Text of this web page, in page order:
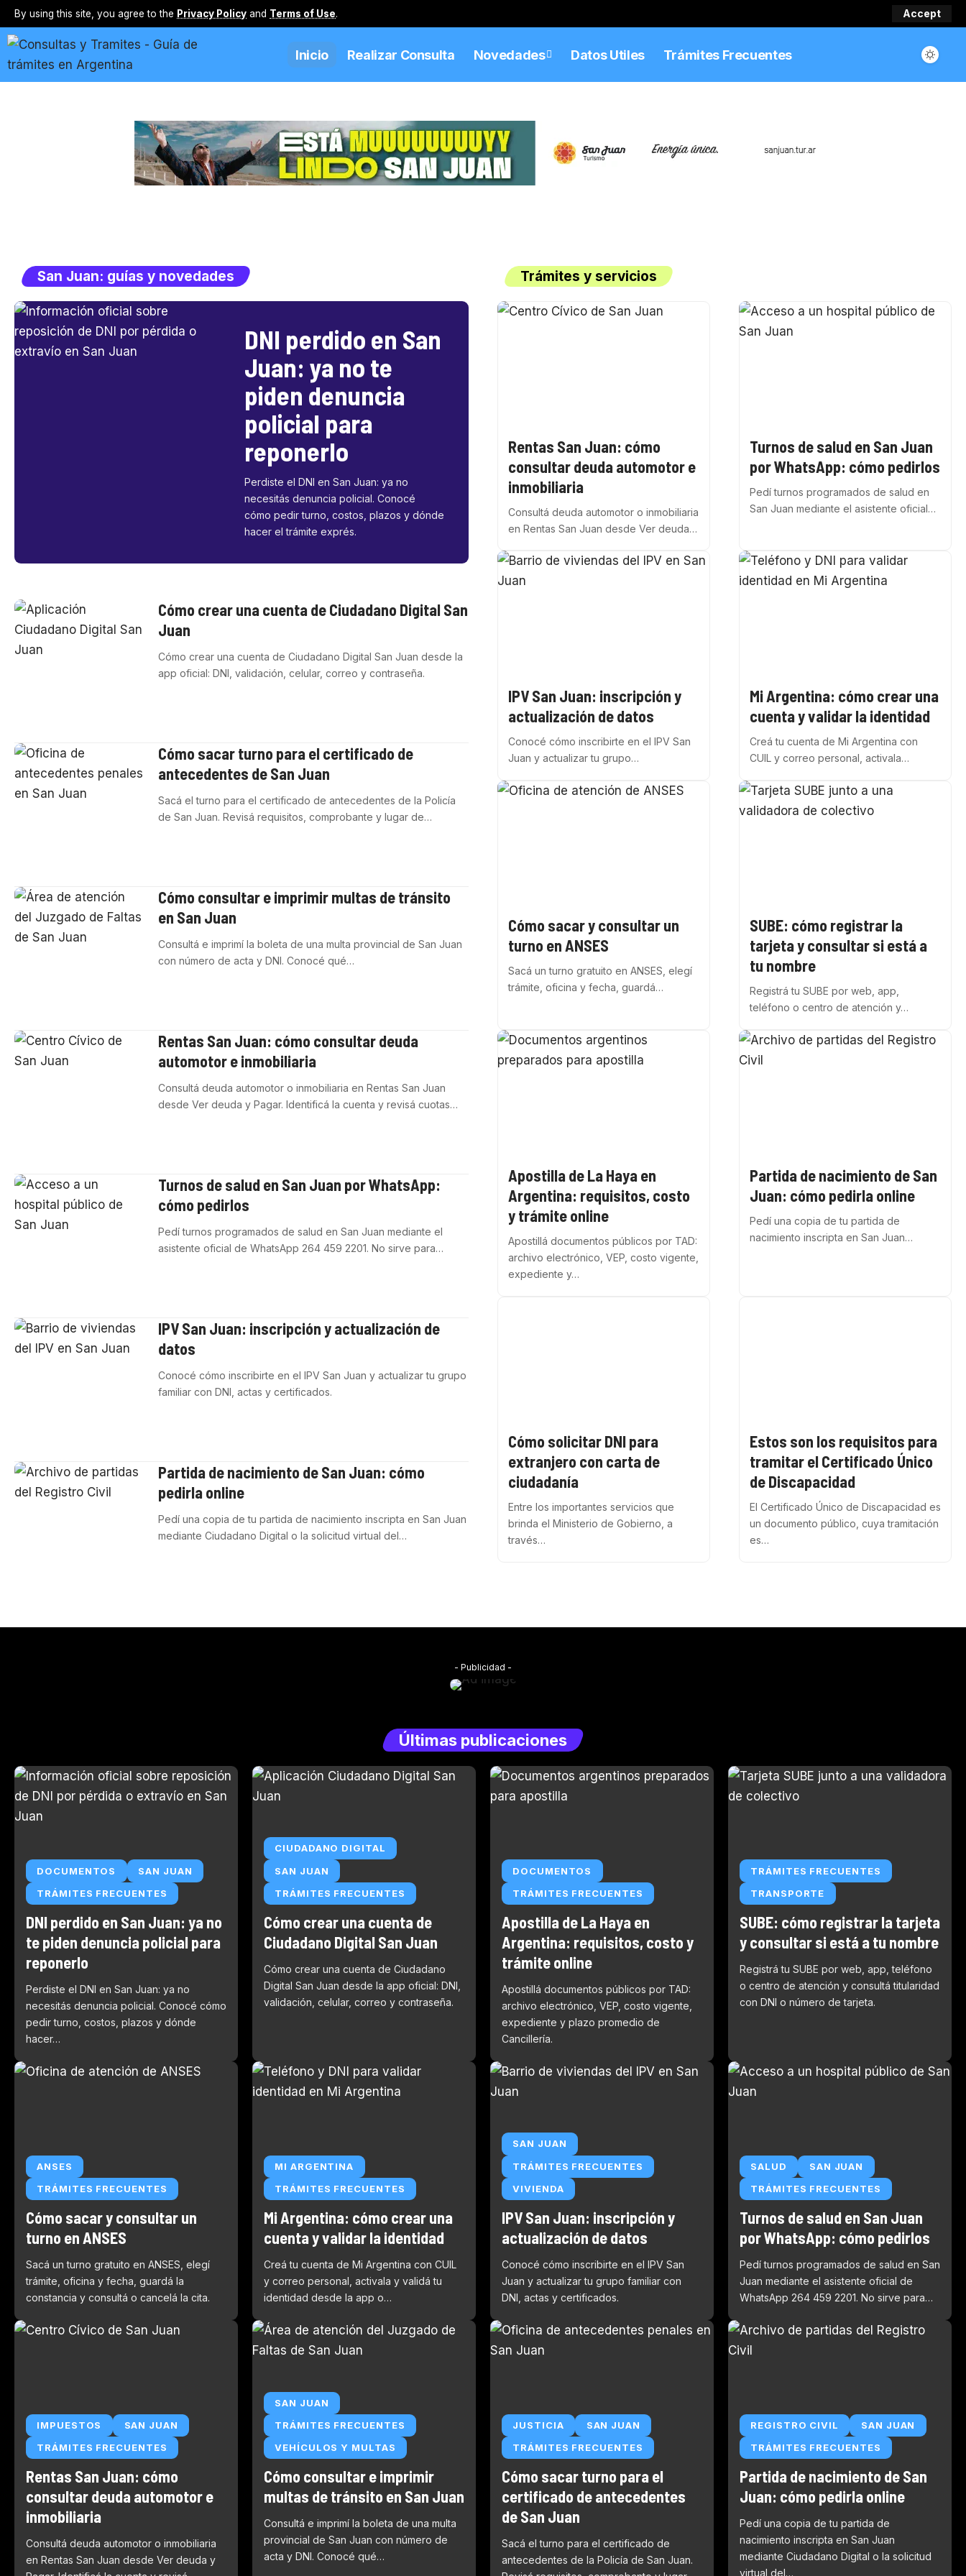
By using this site, you agree to the Privacy Policy and Terms of Use. Accept
Inicio Realizar Consulta Novedades Datos Utiles Trámites Frecuentes
San Juan: guías y novedades
DNI perdido en San
Juan: ya no te
piden denuncia
policial para
reponerlo
Perdiste el DNI en San Juan: ya no
necesitás denuncia policial. Conocé
cómo pedir turno, costos, plazos y dónde
hacer el trámite exprés.
Cómo crear una cuenta de Ciudadano Digital San
Juan
Cómo crear una cuenta de Ciudadano Digital San Juan desde la
app oficial: DNI, validación, celular, correo y contraseña.
Cómo sacar turno para el certificado de
antecedentes de San Juan
Sacá el turno para el certificado de antecedentes de la Policía
de San Juan. Revisá requisitos, comprobante y lugar de…
Cómo consultar e imprimir multas de tránsito
en San Juan
Consultá e imprimí la boleta de una multa provincial de San Juan
con número de acta y DNI. Conocé qué…
Rentas San Juan: cómo consultar deuda
automotor e inmobiliaria
Consultá deuda automotor o inmobiliaria en Rentas San Juan
desde Ver deuda y Pagar. Identificá la cuenta y revisá cuotas…
Turnos de salud en San Juan por WhatsApp:
cómo pedirlos
Pedí turnos programados de salud en San Juan mediante el
asistente oficial de WhatsApp 264 459 2201. No sirve para…
IPV San Juan: inscripción y actualización de
datos
Conocé cómo inscribirte en el IPV San Juan y actualizar tu grupo
familiar con DNI, actas y certificados.
Partida de nacimiento de San Juan: cómo
pedirla online
Pedí una copia de tu partida de nacimiento inscripta en San Juan
mediante Ciudadano Digital o la solicitud virtual del…
Trámites y servicios
Rentas San Juan: cómo
consultar deuda automotor e
inmobiliaria
Consultá deuda automotor o inmobiliaria
en Rentas San Juan desde Ver deuda…
Turnos de salud en San Juan
por WhatsApp: cómo pedirlos
Pedí turnos programados de salud en
San Juan mediante el asistente oficial…
IPV San Juan: inscripción y
actualización de datos
Conocé cómo inscribirte en el IPV San
Juan y actualizar tu grupo…
Mi Argentina: cómo crear una
cuenta y validar la identidad
Creá tu cuenta de Mi Argentina con
CUIL y correo personal, activala…
Cómo sacar y consultar un
turno en ANSES
Sacá un turno gratuito en ANSES, elegí
trámite, oficina y fecha, guardá…
SUBE: cómo registrar la
tarjeta y consultar si está a
tu nombre
Registrá tu SUBE por web, app,
teléfono o centro de atención y…
Apostilla de La Haya en
Argentina: requisitos, costo
y trámite online
Apostillá documentos públicos por TAD:
archivo electrónico, VEP, costo vigente,
expediente y…
Partida de nacimiento de San
Juan: cómo pedirla online
Pedí una copia de tu partida de
nacimiento inscripta en San Juan…
Cómo solicitar DNI para
extranjero con carta de
ciudadanía
Entre los importantes servicios que
brinda el Ministerio de Gobierno, a
través…
Estos son los requisitos para
tramitar el Certificado Único
de Discapacidad
El Certificado Único de Discapacidad es
un documento público, cuya tramitación
es…
- Publicidad -
Últimas publicaciones
DOCUMENTOS
SAN JUAN
TRÁMITES FRECUENTES
DNI perdido en San Juan: ya no
te piden denuncia policial para
reponerlo
Perdiste el DNI en San Juan: ya no
necesitás denuncia policial. Conocé cómo
pedir turno, costos, plazos y dónde
hacer…
CIUDADANO DIGITAL
SAN JUAN
TRÁMITES FRECUENTES
Cómo crear una cuenta de
Ciudadano Digital San Juan
Cómo crear una cuenta de Ciudadano
Digital San Juan desde la app oficial: DNI,
validación, celular, correo y contraseña.
DOCUMENTOS
TRÁMITES FRECUENTES
Apostilla de La Haya en
Argentina: requisitos, costo y
trámite online
Apostillá documentos públicos por TAD:
archivo electrónico, VEP, costo vigente,
expediente y plazo promedio de
Cancillería.
TRÁMITES FRECUENTES
TRANSPORTE
SUBE: cómo registrar la tarjeta
y consultar si está a tu nombre
Registrá tu SUBE por web, app, teléfono
o centro de atención y consultá titularidad
con DNI o número de tarjeta.
ANSES
TRÁMITES FRECUENTES
Cómo sacar y consultar un
turno en ANSES
Sacá un turno gratuito en ANSES, elegí
trámite, oficina y fecha, guardá la
constancia y consultá o cancelá la cita.
MI ARGENTINA
TRÁMITES FRECUENTES
Mi Argentina: cómo crear una
cuenta y validar la identidad
Creá tu cuenta de Mi Argentina con CUIL
y correo personal, activala y validá tu
identidad desde la app o…
SAN JUAN
TRÁMITES FRECUENTES
VIVIENDA
IPV San Juan: inscripción y
actualización de datos
Conocé cómo inscribirte en el IPV San
Juan y actualizar tu grupo familiar con
DNI, actas y certificados.
SALUD
SAN JUAN
TRÁMITES FRECUENTES
Turnos de salud en San Juan
por WhatsApp: cómo pedirlos
Pedí turnos programados de salud en San
Juan mediante el asistente oficial de
WhatsApp 264 459 2201. No sirve para…
IMPUESTOS
SAN JUAN
TRÁMITES FRECUENTES
Rentas San Juan: cómo
consultar deuda automotor e
inmobiliaria
Consultá deuda automotor o inmobiliaria
en Rentas San Juan desde Ver deuda y
SAN JUAN
TRÁMITES FRECUENTES
VEHÍCULOS Y MULTAS
Cómo consultar e imprimir
multas de tránsito en San Juan
Consultá e imprimí la boleta de una multa
provincial de San Juan con número de
acta y DNI. Conocé qué…
JUSTICIA
SAN JUAN
TRÁMITES FRECUENTES
Cómo sacar turno para el
certificado de antecedentes
de San Juan
Sacá el turno para el certificado de
antecedentes de la Policía de San Juan.
REGISTRO CIVIL
SAN JUAN
TRÁMITES FRECUENTES
Partida de nacimiento de San
Juan: cómo pedirla online
Pedí una copia de tu partida de
nacimiento inscripta en San Juan
mediante Ciudadano Digital o la solicitud
virtual del…